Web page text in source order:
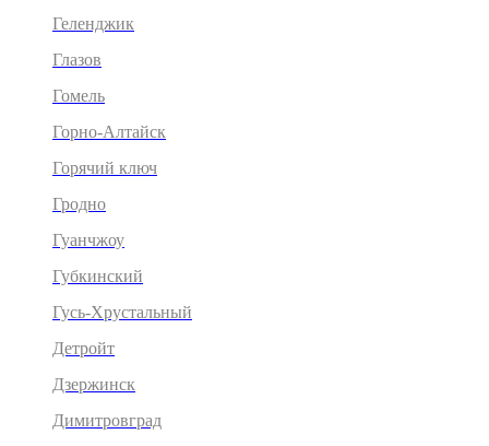
Геленджик
Глазов
Гомель
Горно-Алтайск
Горячий ключ
Гродно
Гуанчжоу
Губкинский
Гусь-Хрустальный
Детройт
Дзержинск
Димитровград